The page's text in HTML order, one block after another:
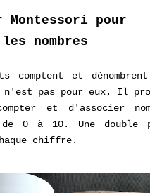
Montessori pour
nombres
comptent et
pas pour eux. Il
et d'associer
0 à 10. Une double
chiffre.